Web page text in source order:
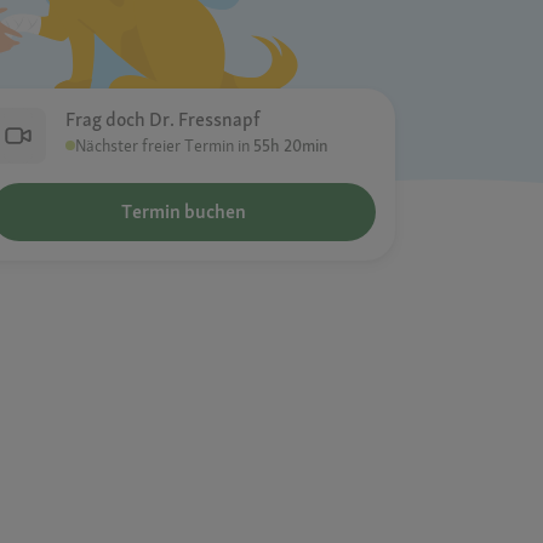
Frag doch Dr. Fressnapf
Nächster freier Termin in 55h 20min
Termin buchen